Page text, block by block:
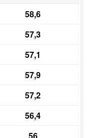
58,6
57,3
57,1
57,9
57,2
56,4
56